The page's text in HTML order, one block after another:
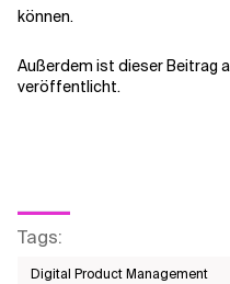
können.
Außerdem ist dieser Beitrag
veröffentlicht.
Tags:
Digital Product Management